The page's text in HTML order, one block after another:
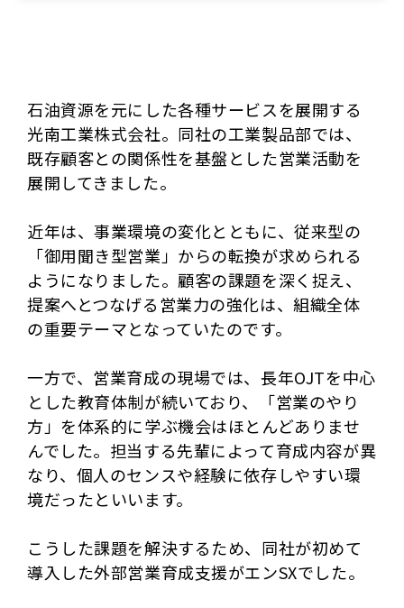
石油資源を元にした各種サービスを展開する
光南工業株式会社。同社の工業製品部では、
既存顧客との関係性を基盤とした営業活動を
展開してきました。
近年は、事業環境の変化とともに、従来型の
「御用聞き型営業」からの転換が求められる
ようになりました。顧客の課題を深く捉え、
提案へとつなげる営業力の強化は、組織全体
の重要テーマとなっていたのです。
一方で、営業育成の現場では、長年OJTを中心
とした教育体制が続いており、「営業のやり
方」を体系的に学ぶ機会はほとんどありませ
んでした。担当する先輩によって育成内容が異
なり、個人のセンスや経験に依存しやすい環
境だったといいます。
こうした課題を解決するため、同社が初めて
導入した外部営業育成支援がエンSXでした。